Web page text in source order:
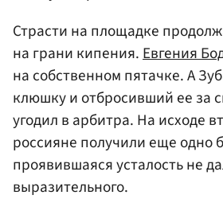
Страсти на площадке
на грани кипения. Евгения
на собственном пятачке. А
клюшку и отбросивший ее за
угодил в арбитра. На исходе
россияне получили еще одно
проявившаяся усталость не
выразительного.